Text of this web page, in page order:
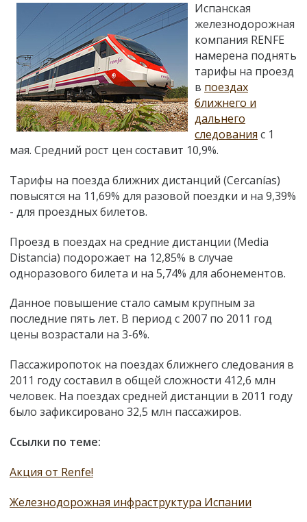
Испанская
железнодорожная
компания RENFE
намерена поднять
тарифы на проезд
в поездах
ближнего и
дальнего
следования с 1
мая. Средний рост цен составит 10,9%.
Тарифы на поезда ближних дистанций (Cercanías)
повысятся на 11,69% для разовой поездки и на 9,39%
- для проездных билетов.
Проезд в поездах на средние дистанции (Media
Distancia) подорожает на 12,85% в случае
одноразового билета и на 5,74% для абонементов.
Данное повышение стало самым крупным за
последние пять лет. В период с 2007 по 2011 год
цены возрастали на 3-6%.
Пассажиропоток на поездах ближнего следования в
2011 году составил в общей сложности 412,6 млн
человек. На поездах средней дистанции в 2011 году
было зафиксировано 32,5 млн пассажиров.
Ссылки по теме:
Акция от Renfe!
Железнодорожная инфраструктура Испании